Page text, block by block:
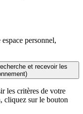
personnel,
et recevoir les
les critères de votre
cliquez sur le bouton